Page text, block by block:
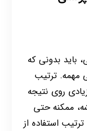
باید بدونی که
مهمه. ترتیب
روی نتیجه
ممکنه حتی
استفاده از